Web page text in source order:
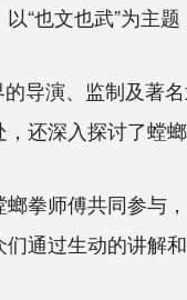
文也武”为主题
演、监制及著
还深入探讨了螳
师傅共同参与
通过生动的讲解